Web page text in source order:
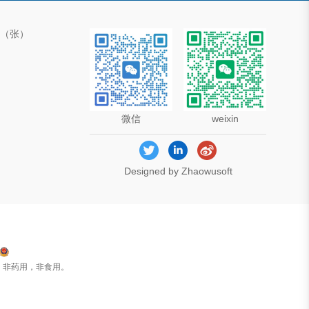
张）
weixin
微信
Designed by Zhaowusoft
药用，非食用。